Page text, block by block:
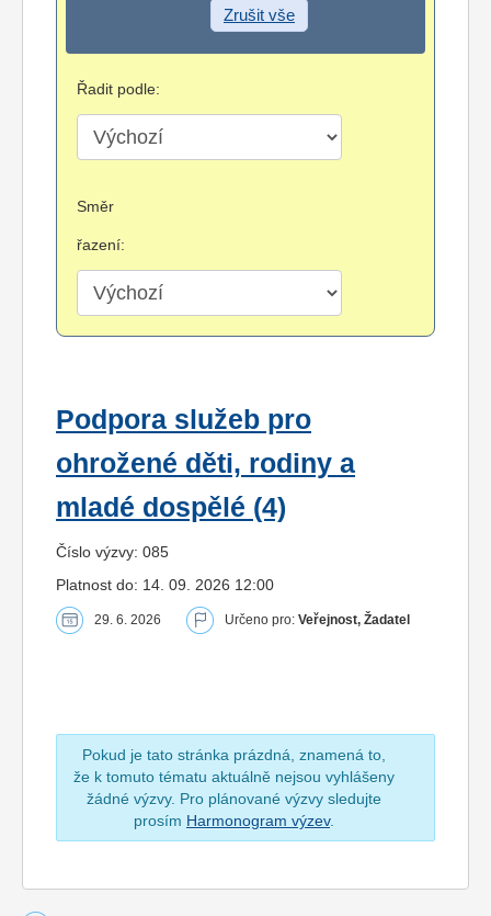
Zrušit vše
Řadit podle:
Směr
řazení:
Podpora služeb pro
ohrožené děti, rodiny a
mladé dospělé (4)
Číslo výzvy: 085
Platnost do: 14. 09. 2026 12:00
29. 6. 2026 Určeno pro: Veřejnost, Žadatel
Pokud je tato stránka prázdná, znamená to,
že k tomuto tématu aktuálně nejsou vyhlášeny
žádné výzvy. Pro plánované výzvy sledujte
prosím Harmonogram výzev.